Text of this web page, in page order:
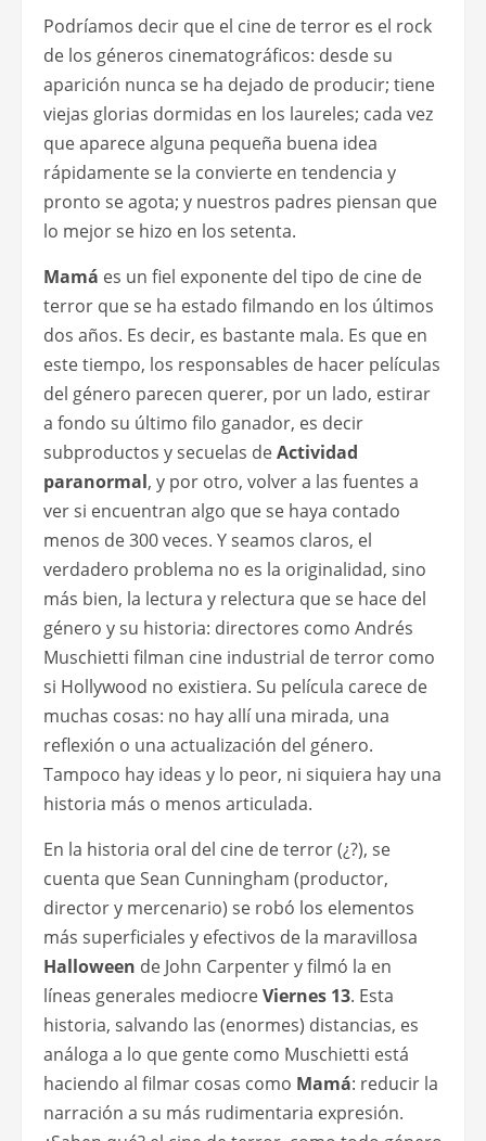
Podríamos decir que el cine de terror es el rock
de los géneros cinematográficos: desde su
aparición nunca se ha dejado de producir; tiene
viejas glorias dormidas en los laureles; cada vez
que aparece alguna pequeña buena idea
rápidamente se la convierte en tendencia y
pronto se agota; y nuestros padres piensan que
lo mejor se hizo en los setenta.
Mamá es un fiel exponente del tipo de cine de
terror que se ha estado filmando en los últimos
dos años. Es decir, es bastante mala. Es que en
este tiempo, los responsables de hacer películas
del género parecen querer, por un lado, estirar
a fondo su último filo ganador, es decir
subproductos y secuelas deActividad
paranormal, y por otro, volver a las fuentes a
ver si encuentran algo que se haya contado
menos de 300 veces. Y seamos claros, el
verdadero problema no es la originalidad, sino
más bien, la lectura y relectura que se hace del
género y su historia: directores como Andrés
Muschietti filman cine industrial de terror como
si Hollywood no existiera. Su película carece de
muchas cosas: no hay allí una mirada, una
reflexión o una actualización del género.
Tampoco hay ideas y lo peor, ni siquiera hay una
historia más o menos articulada.
En la historia oral del cine de terror (¿?), se
cuenta que Sean Cunningham (productor,
director y mercenario) se robó los elementos
más superficiales y efectivos de la maravillosa
Halloween de John Carpenter y filmó la en
líneas generales mediocreViernes 13. Esta
historia, salvando las (enormes) distancias, es
análoga a lo que gente como Muschietti está
haciendo al filmar cosas como Mamá: reducir la
narración a su más rudimentaria expresión.